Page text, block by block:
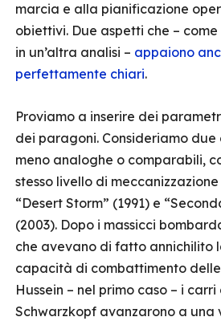
marcia e alla pianificazione
obiettivi. Due aspetti che –
in un’altra analisi – appaiono
perfettamente chiari.
Proviamo a inserire dei
dei paragoni. Consideriamo due
meno analoghe o comparabili,
stesso livello di
“Desert Storm” (1991) e
(2003). Dopo i massicci
che avevano di fatto annichilito
capacità di combattimento
Hussein – nel primo caso – i
Schwarzkopf avanzarono a una